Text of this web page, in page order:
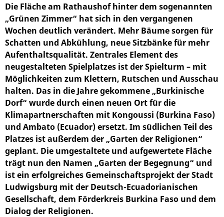
Die Fläche am Rathaushof hinter dem sogenannten
„Grünen Zimmer“ hat sich in den vergangenen
Wochen deutlich verändert. Mehr Bäume sorgen für
Schatten und Abkühlung, neue Sitzbänke für mehr
Aufenthaltsqualität. Zentrales Element des
neugestalteten Spielplatzes ist der Spielturm – mit
Möglichkeiten zum Klettern, Rutschen und Ausschau
halten. Das in die Jahre gekommene „Burkinische
Dorf“ wurde durch einen neuen Ort für die
Klimapartnerschaften mit Kongoussi (Burkina Faso)
und Ambato (Ecuador) ersetzt. Im südlichen Teil des
Platzes ist außerdem der „Garten der Religionen“
geplant. Die umgestaltete und aufgewertete Fläche
trägt nun den Namen „Garten der Begegnung“ und
ist ein erfolgreiches Gemeinschaftsprojekt der Stadt
Ludwigsburg mit der Deutsch-Ecuadorianischen
Gesellschaft, dem Förderkreis Burkina Faso und dem
Dialog der Religionen.